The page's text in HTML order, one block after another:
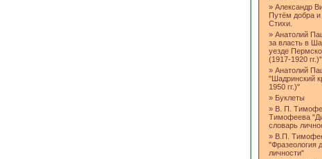
» Александр
Путём добра и
Стихи.
» Анатолий
за власть в
уезде
(1917-1920 гг.)"
» Анатолий
"Шадринский
1950 гг.)"
» Буклеты
» В. П.
Тимофеева
словарь
» В.П.
"Фразеология
личности"